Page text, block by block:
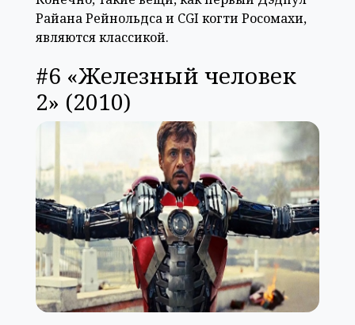
Райана Рейнольдса и CGI когти Росомахи,
являются классикой.
#6 «Железный человек
2» (2010)